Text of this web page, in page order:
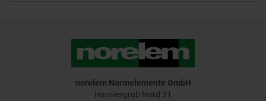
norelem Normelemente GmbH
Hannesgrub Nord 31